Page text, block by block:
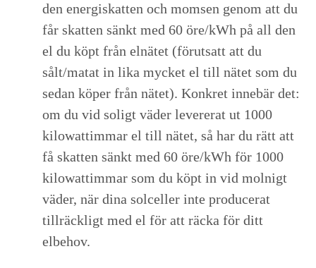
den energiskatten och momsen genom att du
får skatten sänkt med 60 öre/kWh på all den
el du köpt från elnätet (förutsatt att du
sålt/matat in lika mycket el till nätet som du
sedan köper från nätet). Konkret innebär det:
om du vid soligt väder levererat ut 1000
kilowattimmar el till nätet, så har du rätt att
få skatten sänkt med 60 öre/kWh för 1000
kilowattimmar som du köpt in vid molnigt
väder, när dina solceller inte producerat
tillräckligt med el för att räcka för ditt
elbehov.